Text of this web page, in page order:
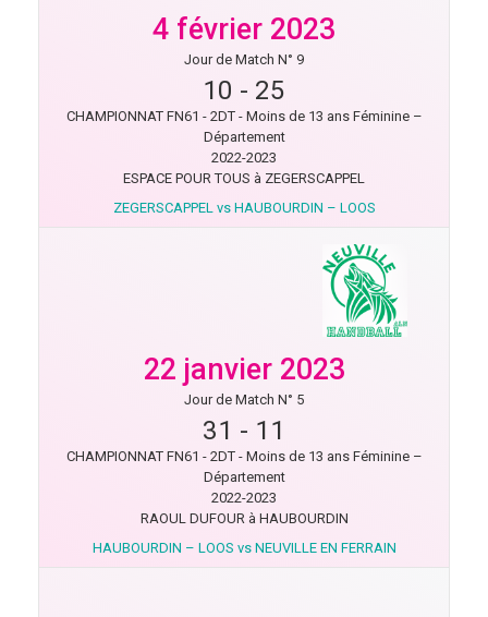
4 février 2023
Jour de Match N° 9
10 - 25
CHAMPIONNAT FN61 - 2DT - Moins de 13 ans Féminine –
Département
2022-2023
ESPACE POUR TOUS à ZEGERSCAPPEL
ZEGERSCAPPEL vs HAUBOURDIN – LOOS
22 janvier 2023
Jour de Match N° 5
31 - 11
CHAMPIONNAT FN61 - 2DT - Moins de 13 ans Féminine –
Département
2022-2023
RAOUL DUFOUR à HAUBOURDIN
HAUBOURDIN – LOOS vs NEUVILLE EN FERRAIN